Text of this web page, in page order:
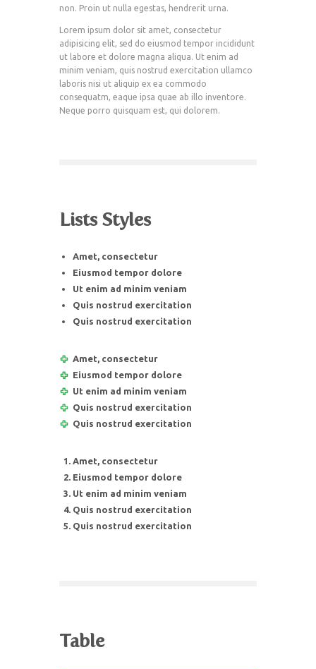
non. Proin ut nulla egestas, hendrerit urna.
Lorem ipsum dolor sit amet, consectetur
adipisicing elit, sed do eiusmod tempor incididunt
ut labore et dolore magna aliqua. Ut enim ad
minim veniam, quis nostrud exercitation ullamco
laboris nisi ut aliquip ex ea commodo
consequatm, eaque ipsa quae ab illo inventore.
Neque porro quisquam est, qui dolorem.
Lists Styles
Amet, consectetur
Eiusmod tempor dolore
Ut enim ad minim veniam
Quis nostrud exercitation
Quis nostrud exercitation
Amet, consectetur
Eiusmod tempor dolore
Ut enim ad minim veniam
Quis nostrud exercitation
Quis nostrud exercitation
Amet, consectetur
Eiusmod tempor dolore
Ut enim ad minim veniam
Quis nostrud exercitation
Quis nostrud exercitation
Table